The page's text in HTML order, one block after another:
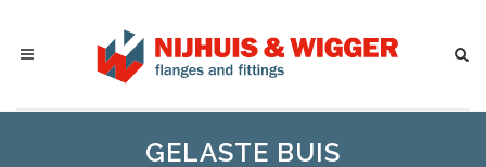
GELASTE BUIS